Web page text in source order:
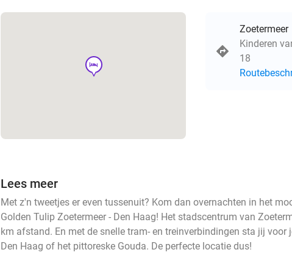
hotel
Zoetermeer
Kinderen
18
Lees meer
Met z'n tweetjes er even tussenuit? Kom dan overnachten in het
Golden Tulip Zoetermeer - Den Haag! Het stadscentrum van
km afstand. En met de snelle tram- en treinverbindingen sta jij voor
Den Haag of het pittoreske Gouda. De perfecte locatie dus!